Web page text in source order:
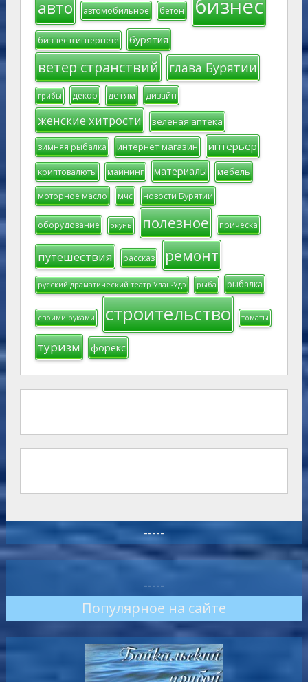
авто автомобильное бетон бизнес
бизнес в интернете бурятия
ветер странствий глава Бурятии
грибы декор детям дизайн
женские хитрости зеленая аптека
зимняя рыбалка интернет магазин интерьер
криптовалюты майнинг материалы мебель
моторное масло мчс новости Бурятии
оборудование окунь полезное прическа
путешествия рассказ ремонт
русский драматический театр Улан-Удэ рыба рыбалка
своими руками строительство томаты
туризм форекс
-----
-----
Популярное на сайте